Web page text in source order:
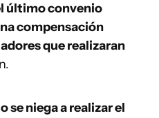
último convenio
compensación
que realizaran
se niega a realizar el